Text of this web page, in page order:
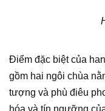
Điểm đặc biệt của
gồm hai ngôi chùa
tượng và phù điêu
hóa và tín ngưỡng